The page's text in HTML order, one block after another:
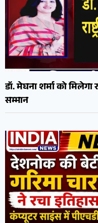
डॉ. मेघना शर्मा को मिलेगा
सम्मान